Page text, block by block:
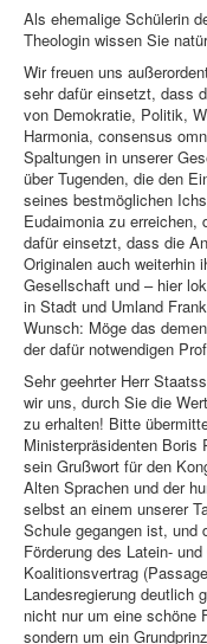
Als ehemalige Schülerin
Theologin wissen Sie
Wir freuen uns
sehr dafür einsetzt, dass
von Demokratie, Politik,
Harmonia, consensus
Spaltungen in unserer
über Tugenden, die den
seines bestmöglichen
Eudaimonia zu
dafür einsetzt, dass die
Originalen auch weiterhin
Gesellschaft und – hier
in Stadt und Umland
Wunsch: Möge das
der dafür notwendigen
Sehr geehrter Herr
wir uns, durch Sie die
zu erhalten! Bitte
Ministerpräsidenten Boris
sein Grußwort für den
Alten Sprachen und der
selbst an einem unserer
Schule gegangen ist, und
Förderung des Latein-
Koalitionsvertrag
Landesregierung deutlich
nicht nur um eine schöne
sondern um ein